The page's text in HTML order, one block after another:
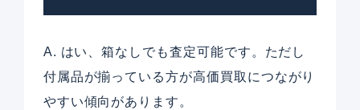
A. はい、箱なしでも査定可能です。ただし
付属品が揃っている方が高価買取につながり
やすい傾向があります。